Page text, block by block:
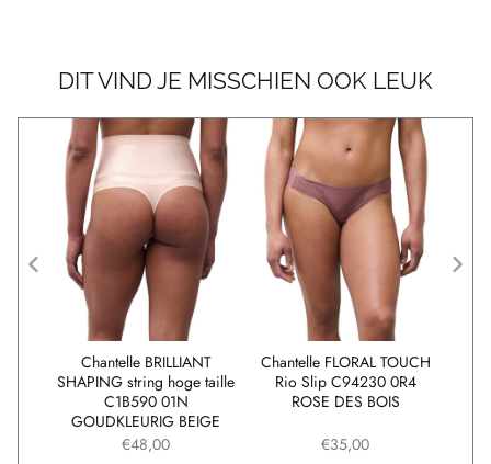
DIT VIND JE MISSCHIEN OOK LEUK
Chantelle FLORAL TOUCH
Rio Slip C94230 0R4
ROSE DES BOIS
€35,00
Chantelle BRILLIANT
SHAPING string hoge taille
C1B590 01N
GOUDKLEURIG BEIGE
€48,00